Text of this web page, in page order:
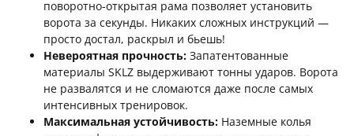
поворотно-открытая рама позволяет установить
ворота за секунды. Никаких сложных инструкций —
просто достал, раскрыл и бьешь!
Невероятная прочность: Запатентованные
материалы SKLZ выдерживают тонны ударов. Ворота
не развалятся и не сломаются даже после самых
интенсивных тренировок.
Максимальная устойчивость: Наземные колья